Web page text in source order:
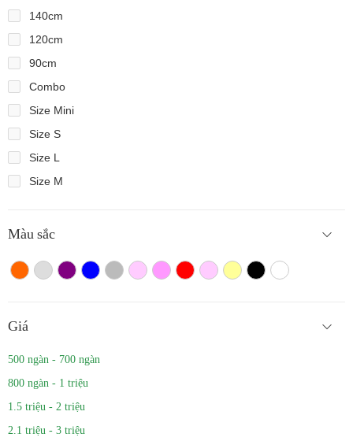
140cm
120cm
90cm
Combo
Size Mini
Size S
Size L
Size M
Màu sắc
Màu camTrắng màu
Tím XanhXám Hồng nhạtHồng đậm
Đỏ HồngVàngMàu đenTrắng
Giá
500 ngàn - 700 ngàn
800 ngàn - 1 triệu
1.5 triệu - 2 triệu
2.1 triệu - 3 triệu